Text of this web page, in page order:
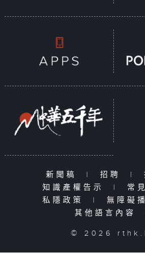
新聞稿 | 招聘 |
知識產權告示
| 常
私隱政策
| 無障礙
其他語言內容
© 2026